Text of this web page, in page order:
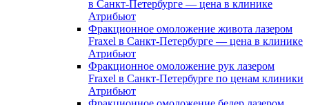
в Санкт-Петербурге — цена в клинике
Атрибьют
Фракционное омоложение живота лазером
Fraxel в Санкт-Петербурге — цена в клинике
Атрибьют
Фракционное омоложение рук лазером
Fraxel в Санкт-Петербурге по ценам клиники
Атрибьют